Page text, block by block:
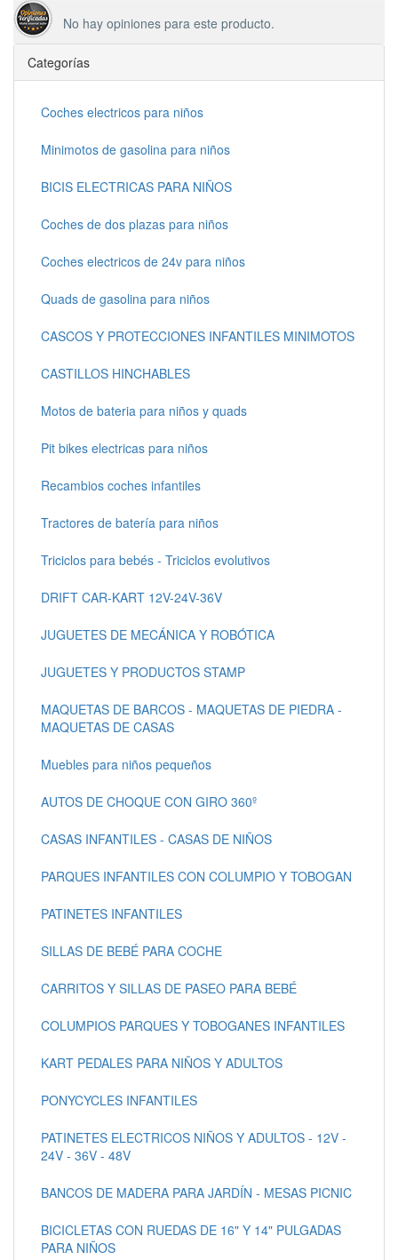
No hay opiniones para este producto.
Categorías
Coches electricos para niños
Minimotos de gasolina para niños
BICIS ELECTRICAS PARA NIÑOS
Coches de dos plazas para niños
Coches electricos de 24v para niños
Quads de gasolina para niños
CASCOS Y PROTECCIONES INFANTILES MINIMOTOS
CASTILLOS HINCHABLES
Motos de bateria para niños y quads
Pit bikes electricas para niños
Recambios coches infantiles
Tractores de batería para niños
Triciclos para bebés - Triciclos evolutivos
DRIFT CAR-KART 12V-24V-36V
JUGUETES DE MECÁNICA Y ROBÓTICA
JUGUETES Y PRODUCTOS STAMP
MAQUETAS DE BARCOS - MAQUETAS DE PIEDRA -
MAQUETAS DE CASAS
Muebles para niños pequeños
AUTOS DE CHOQUE CON GIRO 360º
CASAS INFANTILES - CASAS DE NIÑOS
PARQUES INFANTILES CON COLUMPIO Y TOBOGAN
PATINETES INFANTILES
SILLAS DE BEBÉ PARA COCHE
CARRITOS Y SILLAS DE PASEO PARA BEBÉ
COLUMPIOS PARQUES Y TOBOGANES INFANTILES
KART PEDALES PARA NIÑOS Y ADULTOS
PONYCYCLES INFANTILES
PATINETES ELECTRICOS NIÑOS Y ADULTOS - 12V -
24V - 36V - 48V
BANCOS DE MADERA PARA JARDÍN - MESAS PICNIC
BICICLETAS CON RUEDAS DE 16" Y 14" PULGADAS
PARA NIÑOS